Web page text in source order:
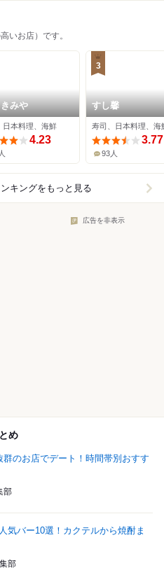
いお店）です。
みや
日本料理、海鮮
4.23
3
すし馨
寿司、日本料理、海
3.77
93人
キングをもっと見る
広告を非表示
め
群のお店でデート！時間帯別おすす
部
気バー10選！カクテルから焼酎ま
部